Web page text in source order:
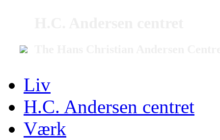
Liv
H.C. Andersen centret
Værk